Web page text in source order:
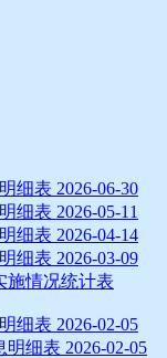
细表 2026-06-30
细表 2026-05-11
细表 2026-04-14
细表 2026-03-09
施情况统计表
细表 2026-02-05
明细表 2026-02-05